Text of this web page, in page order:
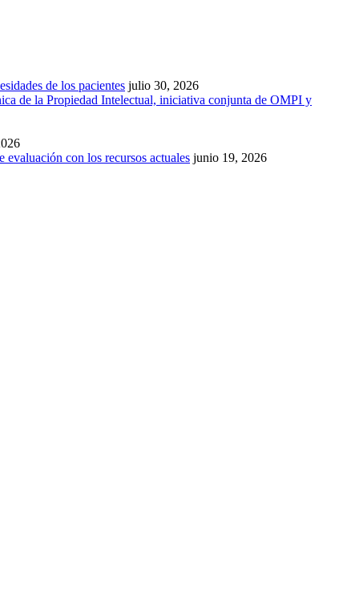
de los pacientes julio 30, 2026
de la Propiedad Intelectual, iniciativa conjunta de OMPI y
con los recursos actuales junio 19, 2026